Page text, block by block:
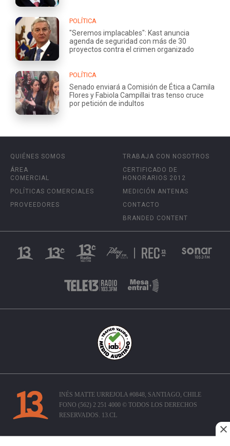
POLÍTICA
"Seremos implacables": Kast anuncia
agenda de seguridad con más de 30
proyectos contra el crimen organizado
POLÍTICA
Senado enviará a Comisión de Ética a Camila
Flores y Fabiola Campillai tras tenso cruce
por petición de indultos
QUIÉNES SOMOS
ÁREA
COMERCIAL
POLÍTICAS COMERCIALES
PROVEEDORES
TRABAJA CON NOSOTROS
CERTIFICADO DE
HONORARIOS 2012
MEDICIÓN ANTENAS
CONTACTO
BRANDED CONTENT
INÉS MATTE URREJOLA #0848, SANTIAGO, CHILE
FONO (562) 2 251 4000 © TODOS LOS DERECHOS
RESERVADOS. 13.CL